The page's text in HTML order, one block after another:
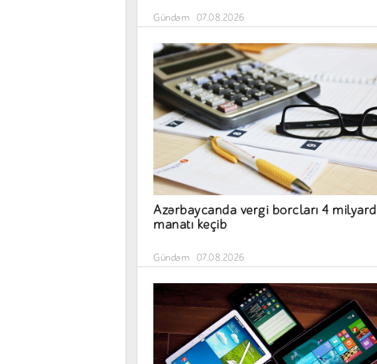
Gündəm 07.08.2026
Azərbaycanda vergi borcları 4 milyard
manatı keçib
Gündəm 07.08.2026